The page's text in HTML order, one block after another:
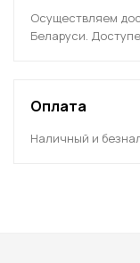
Осуществляем
Беларуси.
Оплата
Наличный и